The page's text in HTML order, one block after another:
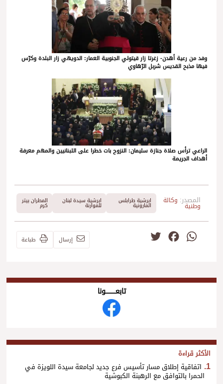
وفد من رعية أهدن- زغرتا زار قيتولي الجنوبية العمار: الدويهي زار البلدة وكرّس
فيها مذبح القديس شربل الرّهاوي
الراعي ترأس صلاة جنازة سليمان: النزوح بات خطرا على اللبنانيين والمهم معرفة
أهداف الجريمة
المصدر: وكالة
وطنية
ابرشية طرابلس
المارونية
ابرشية سيدة لبنان
للموارنة
المطران بيتر
كرم
WhatsApp
Facebook إرسال طباعة
تابعــــــــــونا
الأكثر قراءة
اتفاقية إطلاق مسار تأسيس فرع جديد لجامعة سيدة اللويزة في
الحمرا بالتوافق مع الرهبنة الكبوشية